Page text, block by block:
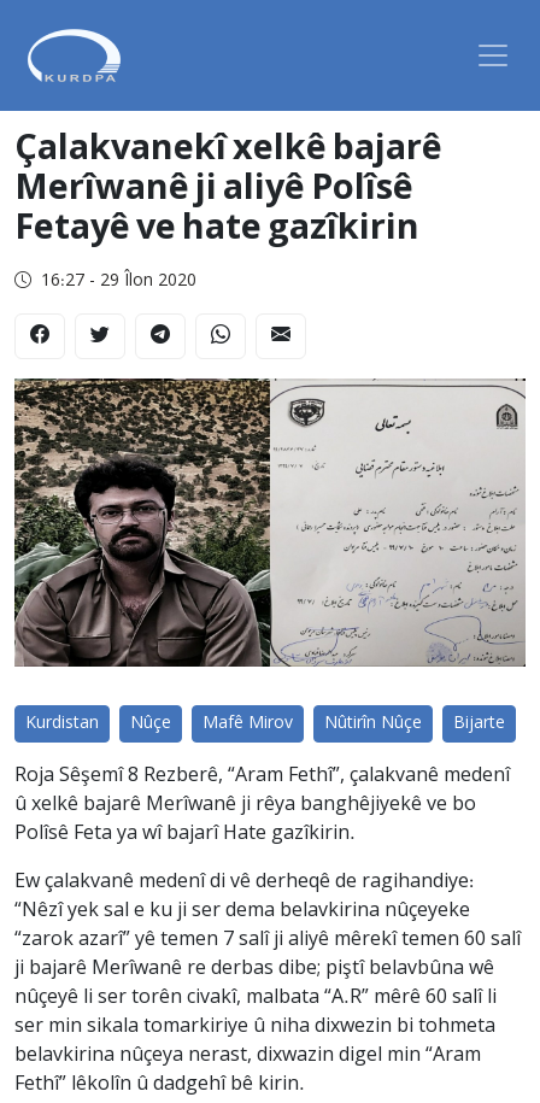
Çalakvanekî xelkê bajarê
Merîwanê ji aliyê Polîsê
Fetayê ve hate gazîkirin
16:27 - 29 Îlon 2020
Kurdistan Nûçe Mafê Mirov Nûtirîn Nûçe Bijarte
Roja Sêşemî 8 Rezberê, “Aram Fethî”, çalakvanê medenî
û xelkê bajarê Merîwanê ji rêya banghêjiyekê ve bo
Polîsê Feta ya wî bajarî Hate gazîkirin.
Ew çalakvanê medenî di vê derheqê de ragihandiye:
“Nêzî yek sal e ku ji ser dema belavkirina nûçeyeke
“zarok azarî” yê temen 7 salî ji aliyê mêrekî temen 60 salî
ji bajarê Merîwanê re derbas dibe; piştî belavbûna wê
nûçeyê li ser torên civakî, malbata “A.R” mêrê 60 salî li
ser min sikala tomarkiriye û niha dixwezin bi tohmeta
belavkirina nûçeya nerast, dixwazin digel min “Aram
Fethî” lêkolîn û dadgehî bê kirin.